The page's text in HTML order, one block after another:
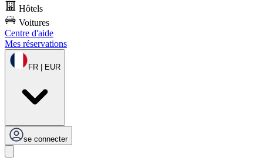
Hôtels
Voitures
Centre d'aide
Mes réservations
FR | EUR
se connecter